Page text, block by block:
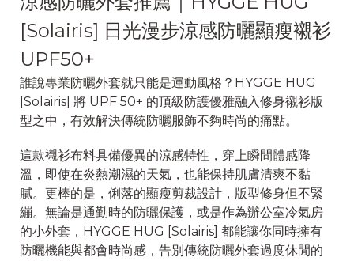
[Solairis] 日光漫步涼感防曬顯瘦襯衫
UPF50+
誰說專業防曬外套就只能是運動風格？HYGGE HUG
[Solairis] 將 UPF 50+ 的頂級防護優雅融入修身襯衫版
型之中，有效解決傳統防曬服飾不夠時尚的痛點。
這款襯衫布料具備優異的涼感特性，穿上瞬間體感降
溫，即使在炎熱潮濕的天氣，也能保持肌膚清爽不黏
膩。更棒的是，俐落的顯瘦剪裁設計，版型修身但不緊
繃。無論是通勤時的防曬保護，或是作為辦公室冷氣房
的小外套，HYGGE HUG [Solairis] 都能讓你同時擁有
防曬機能與都會時尚感，告別傳統防曬外套過度休閒的